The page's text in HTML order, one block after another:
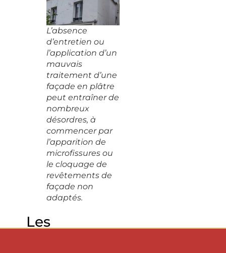
L’absence
d’entretien ou
l’application d’un
mauvais
traitement d’une
façade en plâtre
peut entraîner de
nombreux
désordres, à
commencer par
l’apparition de
microfissures ou
le cloquage de
revêtements de
façade non
adaptés.
Les